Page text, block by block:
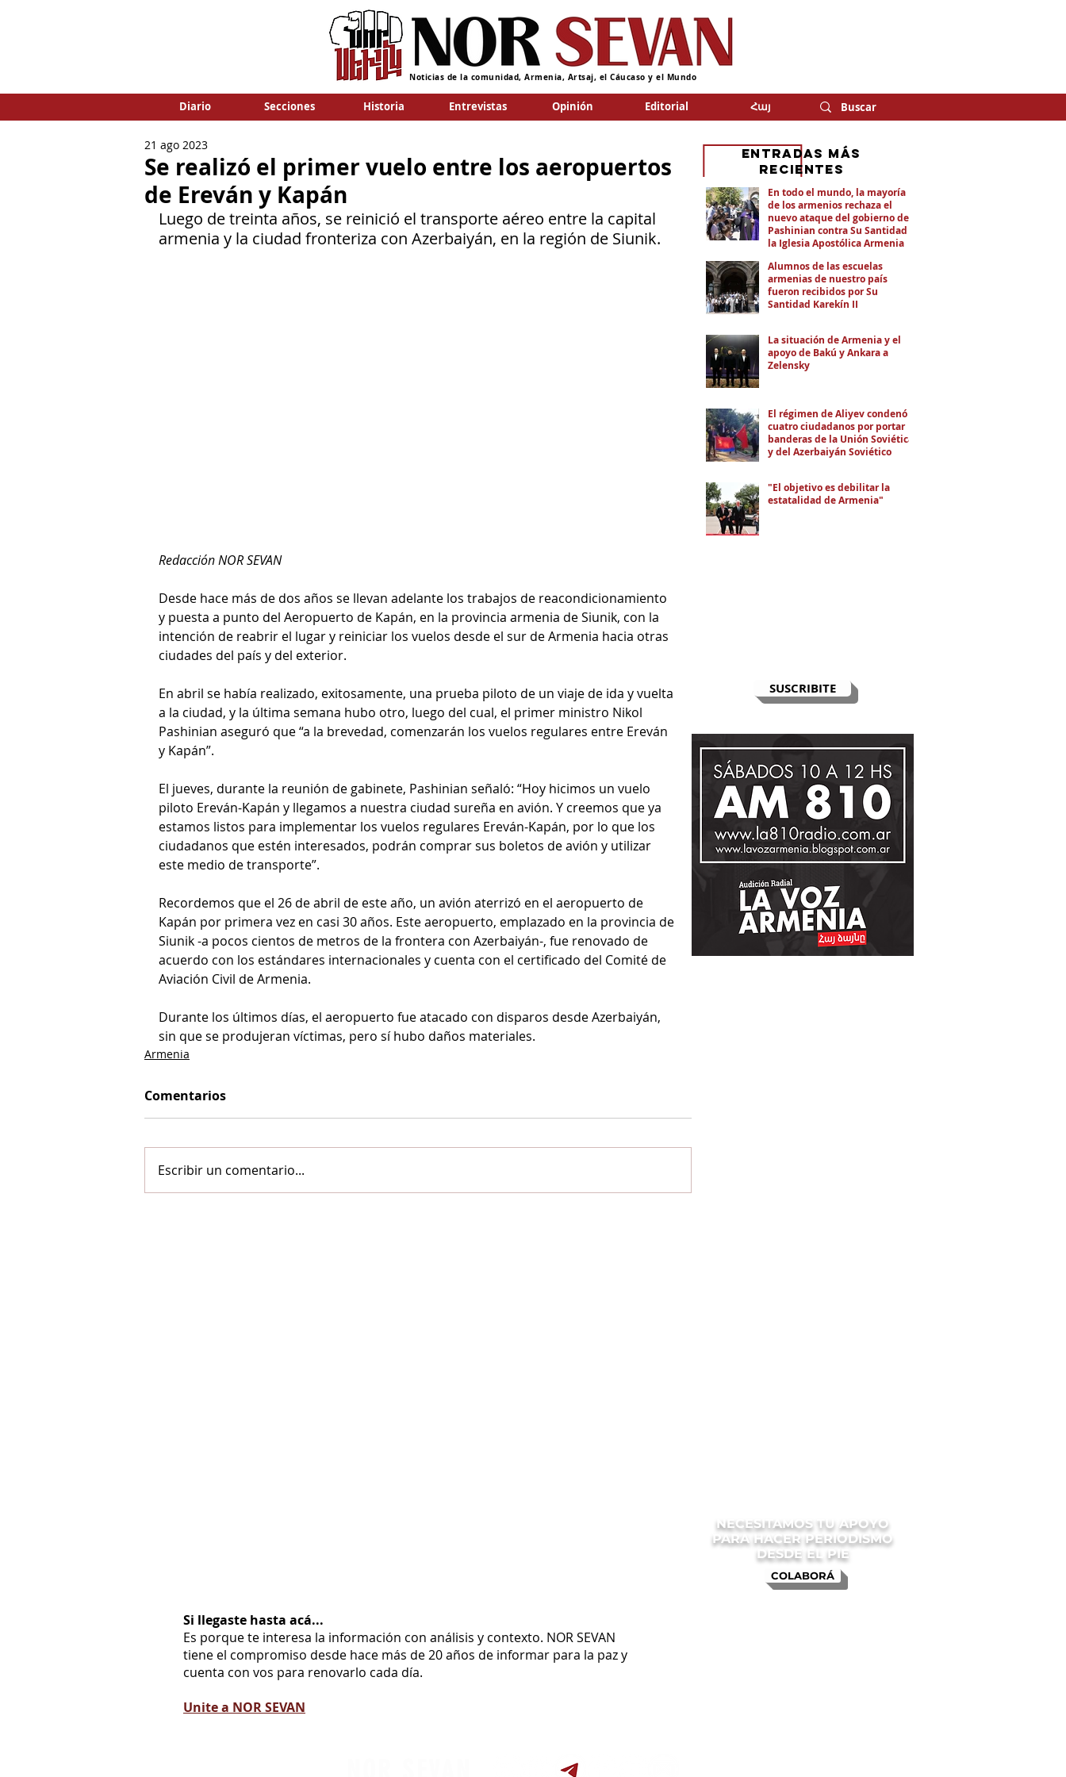
Noticias de la comunidad, Armenia, Artsaj, el Cáucaso y el Mundo
Diario Secciones Historia Entrevistas Opinión Editorial Հայ
Se realizó el primer vuelo entre los aeropuertos
de Ereván y Kapán
21 ago 2023
Luego de treinta años, se reinició el transporte aéreo entre la capital
armenia y la ciudad fronteriza con Azerbaiyán, en la región de Siunik.
Redacción NOR SEVAN
Desde hace más de dos años se llevan adelante los trabajos de reacondicionamiento
y puesta a punto del Aeropuerto de Kapán, en la provincia armenia de Siunik, con la
intención de reabrir el lugar y reiniciar los vuelos desde el sur de Armenia hacia otras
ciudades del país y del exterior.
En abril se había realizado, exitosamente, una prueba piloto de un viaje de ida y vuelta
a la ciudad, y la última semana hubo otro, luego del cual, el primer ministro Nikol
Pashinian aseguró que “a la brevedad, comenzarán los vuelos regulares entre Ereván
y Kapán”.
El jueves, durante la reunión de gabinete, Pashinian señaló: “Hoy hicimos un vuelo
piloto Ereván-Kapán y llegamos a nuestra ciudad sureña en avión. Y creemos que ya
estamos listos para implementar los vuelos regulares Ereván-Kapán, por lo que los
ciudadanos que estén interesados, podrán comprar sus boletos de avión y utilizar
este medio de transporte”.
Recordemos que el 26 de abril de este año, un avión aterrizó en el aeropuerto de
Kapán por primera vez en casi 30 años. Este aeropuerto, emplazado en la provincia de
Siunik -a pocos cientos de metros de la frontera con Azerbaiyán-, fue renovado de
acuerdo con los estándares internacionales y cuenta con el certificado del Comité de
Aviación Civil de Armenia.
Durante los últimos días, el aeropuerto fue atacado con disparos desde Azerbaiyán,
sin que se produjeran víctimas, pero sí hubo daños materiales.
Armenia
Comentarios
Escribir un comentario...
SUSCRIBITE
En todo el mundo, la mayoría
de los armenios rechaza el
nuevo ataque del gobierno de
Pashinian contra Su Santidad y
la Iglesia Apostólica Armenia
Alumnos de las escuelas
armenias de nuestro país
fueron recibidos por Su
Santidad Karekín II
La situación de Armenia y el
apoyo de Bakú y Ankara a
Zelensky
El régimen de Aliyev condenó a
cuatro ciudadanos por portar
banderas de la Unión Soviética
y del Azerbaiyán Soviético
"El objetivo es debilitar la
estatalidad de Armenia"
eNTRADAS MÁS
RECIENTES
COLABORÁ
NECESITAMOS TU APOYO
PARA HACER PERIODISMO
DESDE EL PIE
Si llegaste hasta acá...
Es porque te interesa la información con análisis y contexto. NOR SEVAN
tiene el compromiso desde hace más de 20 años de informar para la paz y
cuenta con vos para renovarlo cada día.
Unite a NOR SEVAN